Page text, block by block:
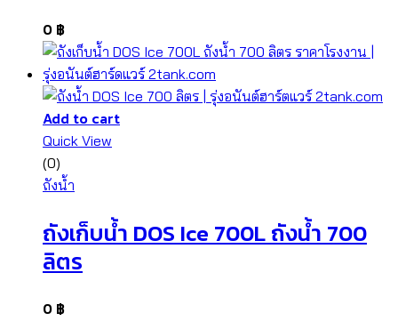
0 ฿
Add to cart
Quick View
(0)
ถังน้ำ
ถังเก็บน้ำ DOS Ice 700L ถังน้ำ 700
ลิตร
0 ฿